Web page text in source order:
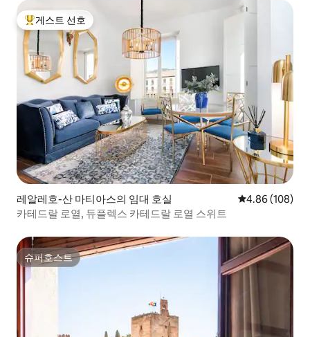
de mármol... La única
modificación/mejora fue la instalación
de un ascensor. Nuestra intención desde
el principio fue la de continuar, a través
de los muebles y decoración, con la idea
de aportar ese toque personal. El que
solo confieren las cosas cuando son
únicas y están elaboradas por uno
mismo. Queríamos que fuese
entrañable, transmitir a nuestros
huéspedes la ilusión depositada en este
proyecto que nació de la nada. Así que
nos pusimos manos a la obra.
Fabricamos muebles, confeccionamos
textiles, decoración... En estas imágenes
podréis apreciar cómo en unos meses
todo fue cogiendo forma hasta llegar a
상위 게스트 선호
게스트 선호
레알레호-산 마티아스의 임대 호실 평점 4.86점(5
4.86 (108)
카테드랄 로열, 듀플렉스 카테드랄 로열 스위트
슈퍼호스트
슈퍼호스트